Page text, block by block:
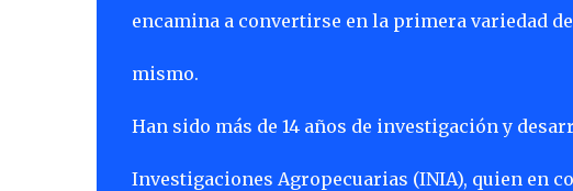
encamina a convertirse en la primera variedad
mismo.
Han sido más de 14 años de investigación y
Investigaciones Agropecuarias (INIA), quien en